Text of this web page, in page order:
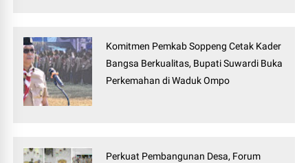
Komitmen Pemkab Soppeng Cetak Kader
Bangsa Berkualitas, Bupati Suwardi Buka
Perkemahan di Waduk Ompo
Perkuat Pembangunan Desa, Forum